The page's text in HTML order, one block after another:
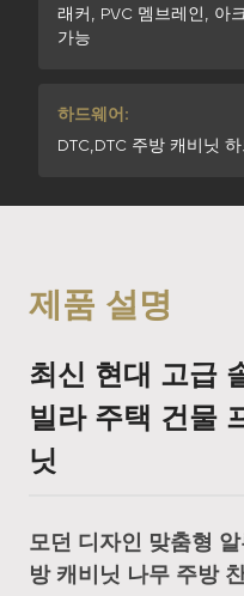
래커, PVC 멤브레인, 아
가능
하드웨어:
DTC,DTC 주방 캐비닛
제품 설명
최신 현대 고급
빌라 주택 건물
닛
모던 디자인 맞춤형
방 캐비닛 나무 주방